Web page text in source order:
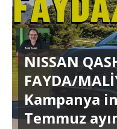
NISSAN
FAYDA/
Kampanya
Temmuz